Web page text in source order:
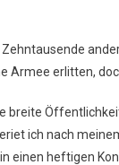
Armee erlitten,
breite
ich nach
einen heftigen